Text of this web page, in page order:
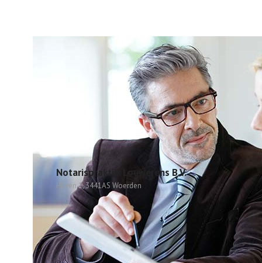
Notarispraktijk Louwerens B.V.
Haven 1, 3441AS Woerden